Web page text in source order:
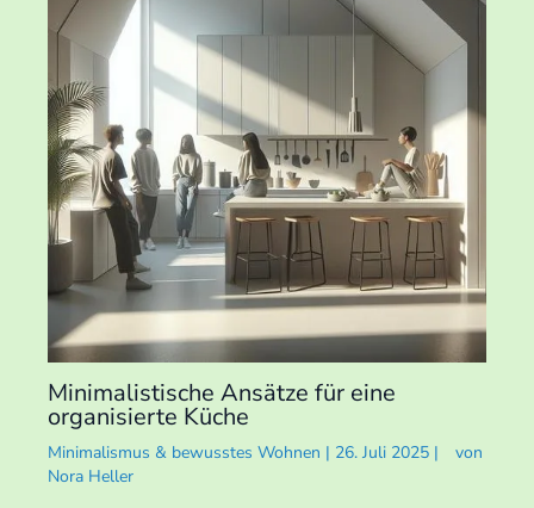
Minimalistische Ansätze für eine
organisierte Küche
Minimalismus & bewusstes Wohnen | 26. Juli 2025 |
von
Nora Heller